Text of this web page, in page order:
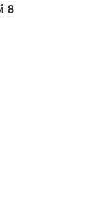
8